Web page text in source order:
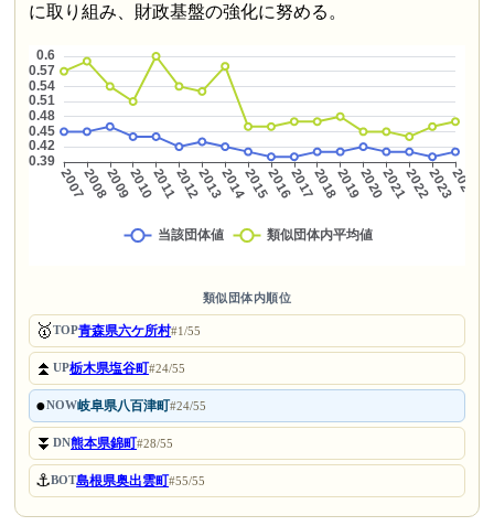
に取り組み、財政基盤の強化に努める。
類似団体内順位
🥇TOP青森県六ケ所村#1/55
⏫UP栃木県塩谷町#24/55
●NOW岐阜県八百津町#24/55
⏬DN熊本県錦町#28/55
⚓BOT島根県奥出雲町#55/55